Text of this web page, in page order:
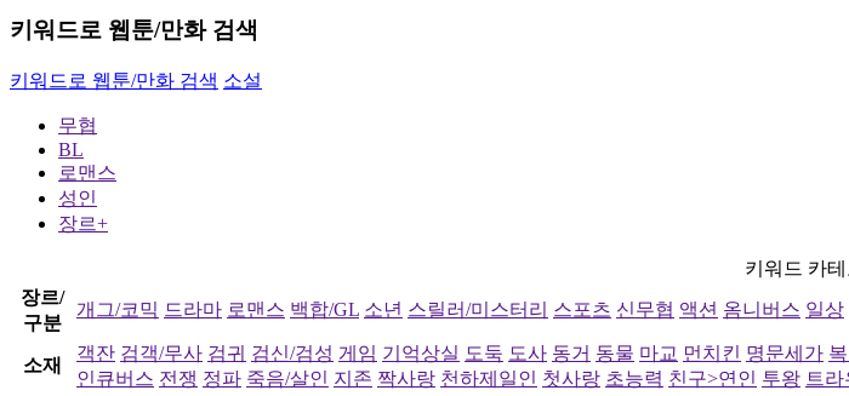
키워드로 웹툰/만화 검색
키워드로 웹툰/만화 검색 소설
무협
BL
로맨스
성인
장르+
키워드 카테
장르/
구분
개그/코믹 드라마 로맨스 백합/GL 소년 스릴러/미스터리 스포츠 신무협 액션 옴니버스 일상
소재
객잔 검객/무사 검귀 검신/검성 게임 기억상실 도둑 도사 동거 동물 마교 먼치킨 명문세가
인큐버스 전쟁 정파 죽음/살인 지존 짝사랑 천하제일인 첫사랑 초능력 친구>연인 투왕 트